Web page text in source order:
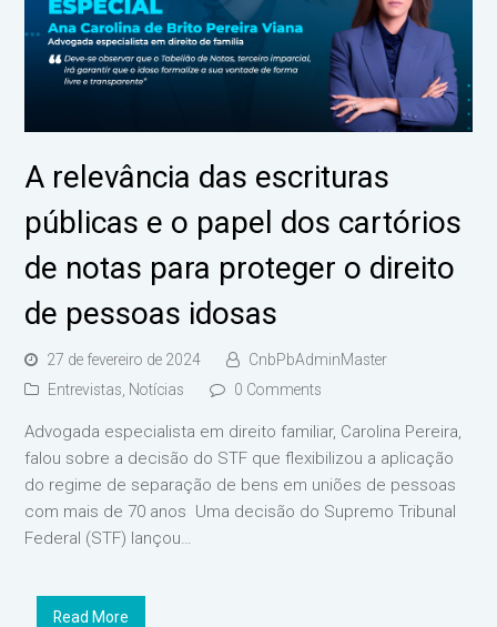
A relevância das escrituras
públicas e o papel dos cartórios
de notas para proteger o direito
de pessoas idosas
27 de fevereiro de 2024
CnbPbAdminMaster
Entrevistas, Notícias 0 Comments
Advogada especialista em direito familiar, Carolina Pereira,
falou sobre a decisão do STF que flexibilizou a aplicação
do regime de separação de bens em uniões de pessoas
com mais de 70 anos Uma decisão do Supremo Tribunal
Federal (STF) lançou…
Read More